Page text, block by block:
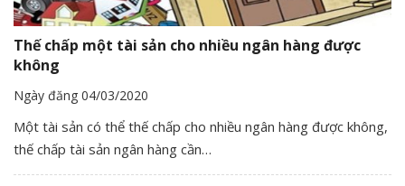
Thế chấp một tài sản cho nhiều ngân hàng được
không
Ngày đăng 04/03/2020
Một tài sản có thể thế chấp cho nhiều ngân hàng được không,
thế chấp tài sản ngân hàng cần…